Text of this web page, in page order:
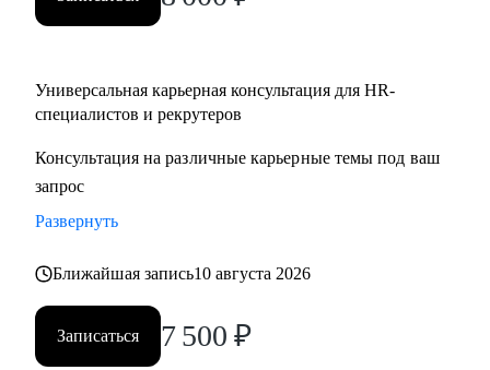
Partner;
Универсальная карьерная консультация для HR-
специалистов и рекрутеров
Консультация на различные карьерные темы под ваш
запрос
Развернуть
Ближайшая запись10 августа 2026
Записаться 7 500 ₽